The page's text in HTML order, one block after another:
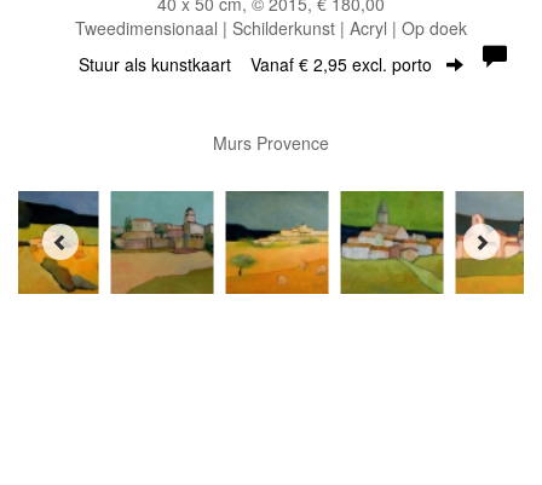
Tweedimensionaal | Schilderkunst | Acryl | Op doek
Stuur als kunstkaart Vanaf € 2,95 excl. porto
Murs Provence